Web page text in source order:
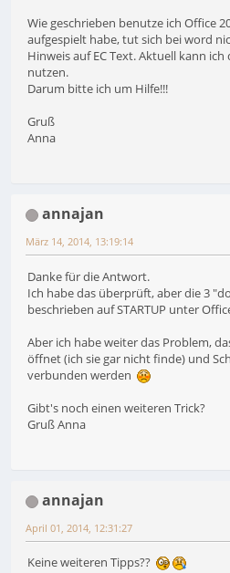
Wie geschrieben benutze ich Office
aufgespielt habe, tut sich bei word
Hinweis auf EC Text. Aktuell kann
nutzen.
Darum bitte ich um Hilfe!!!
Gruß
Anna
annajan
März 14, 2014, 13:19:14
Danke für die Antwort.
Ich habe das überprüft, aber die 3
beschrieben auf STARTUP unter
Aber ich habe weiter das Problem,
öffnet (ich sie gar nicht finde) und
verbunden werden
Gibt's noch einen weiteren Trick?
Gruß Anna
annajan
April 01, 2014, 12:31:27
Keine weiteren Tipps??